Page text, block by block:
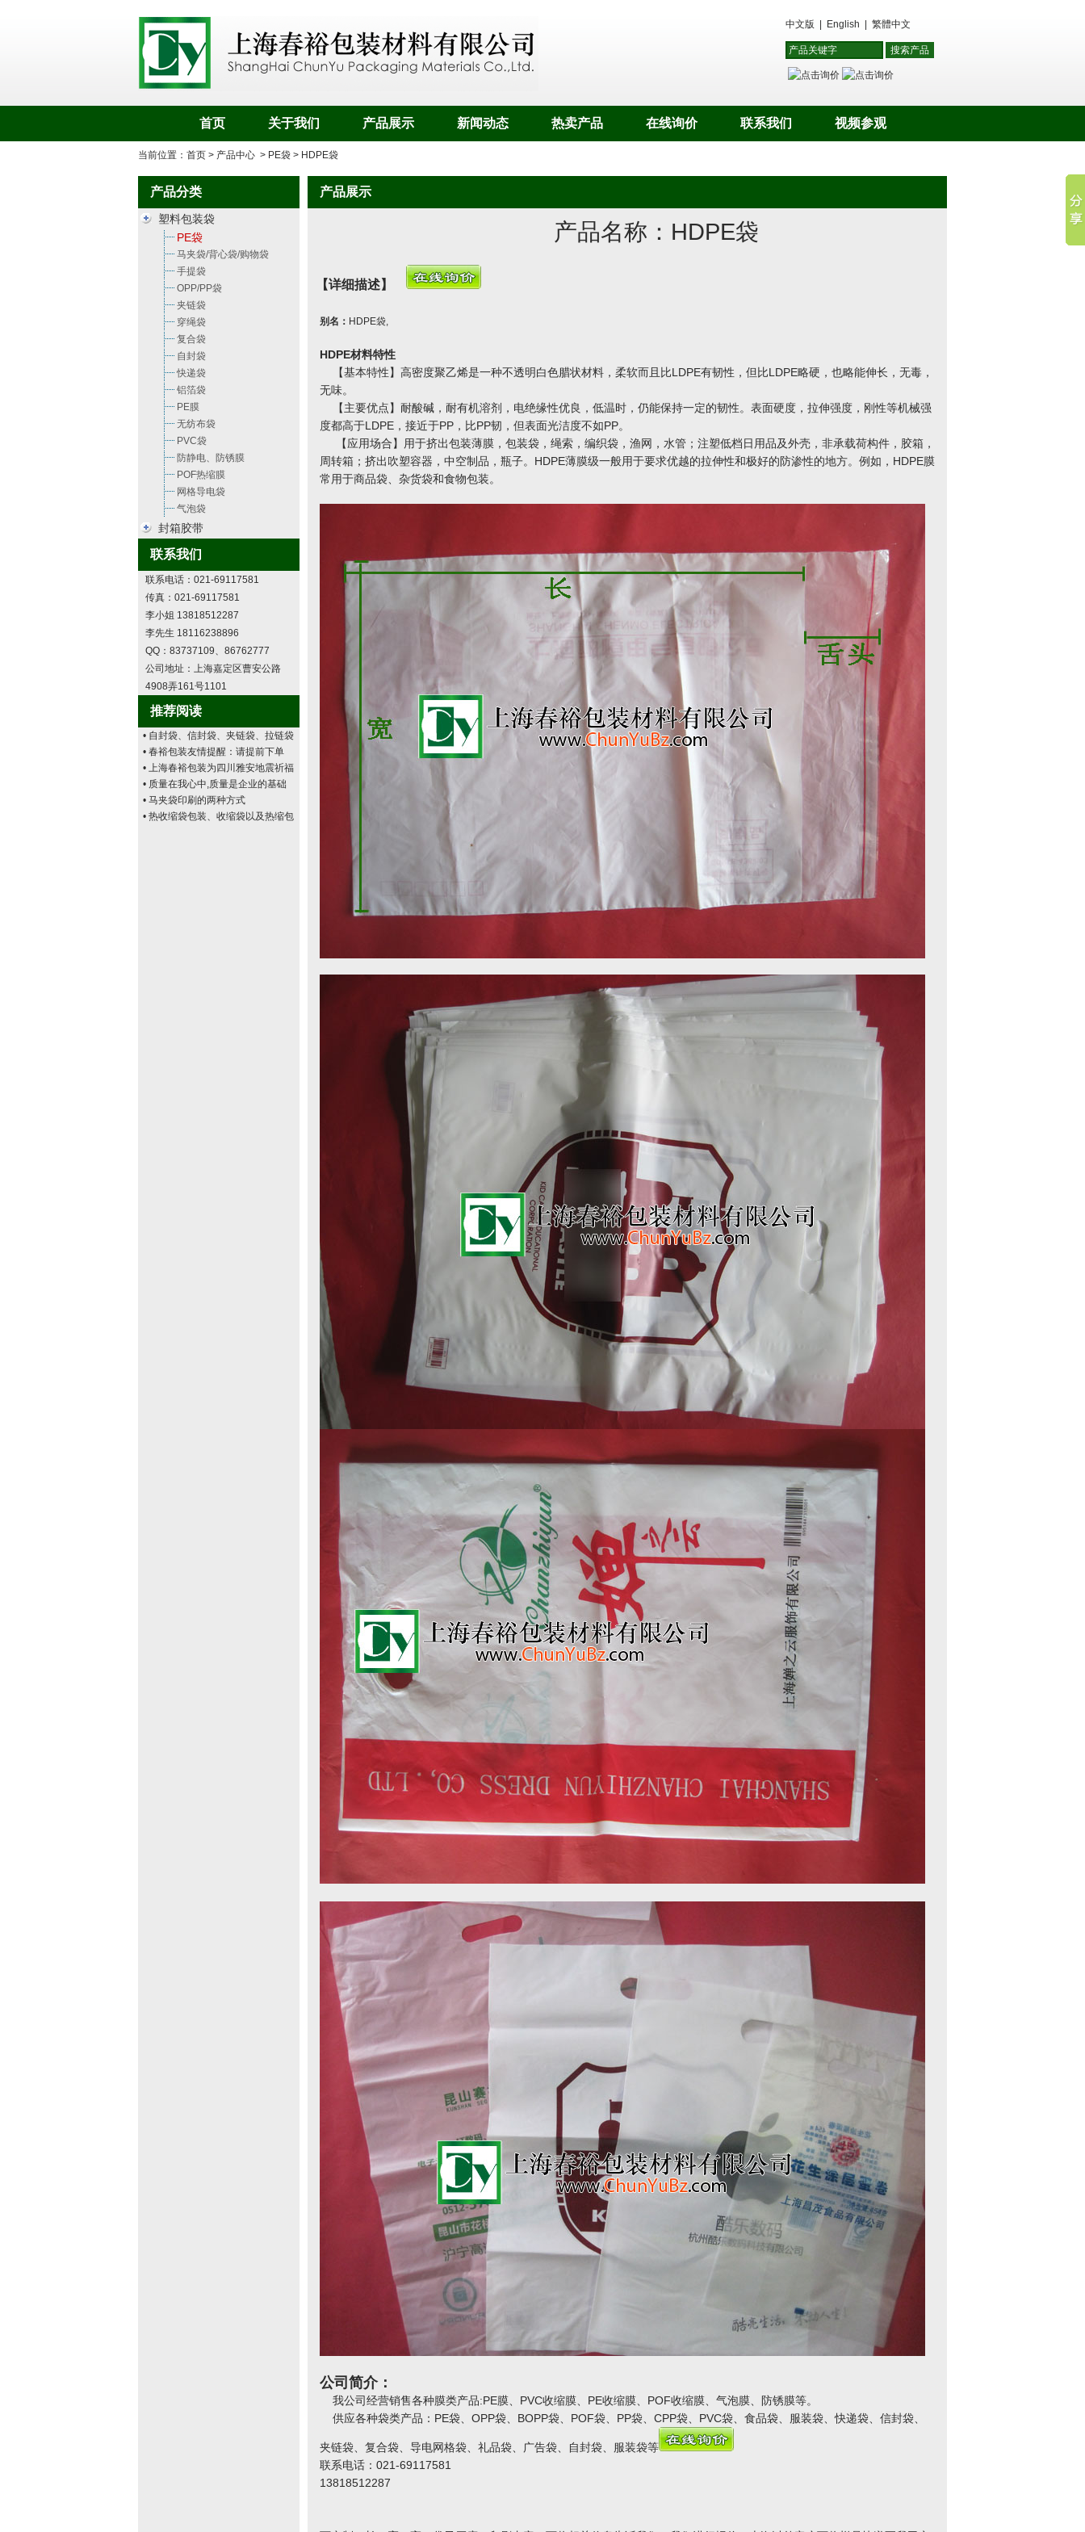
中文版 English 繁體中文
首页 关于我们 产品展示 新闻动态 热卖产品 在线询价 联系我们 视频参观
当前位置： 首页 > 产品中心 > PE袋 > HDPE袋
产品分类
塑料包装袋
PE袋
马夹袋/背心袋/购物袋
手提袋
OPP/PP袋
夹链袋
穿绳袋
复合袋
自封袋
快递袋
铝箔袋
PE膜
无纺布袋
PVC袋
防静电、防锈膜
POF热缩膜
网格导电袋
气泡袋
封箱胶带
联系我们
联系电话：021-69117581
传真：021-69117581
李小姐 13818512287
李先生 18116238896
QQ：83737109、86762777
公司地址：上海嘉定区曹安公路
4908弄161号1101
推荐阅读
• 自封袋、信封袋、夹链袋、拉链袋
• 春裕包装友情提醒：请提前下单
• 上海春裕包装为四川雅安地震祈福
• 质量在我心中,质量是企业的基础
• 马夹袋印刷的两种方式
• 热收缩袋包装、收缩袋以及热缩包
产品展示
产品名称： HDPE袋
【详细描述】
别名： HDPE袋,
HDPE材料特性
【基本特性】高密度聚乙烯是一种不透明白色腊状材料，柔软而且比LDPE有韧性，但比LDPE略硬，也略能伸长，无毒，
无味。
【主要优点】耐酸碱，耐有机溶剂，电绝缘性优良，低温时，仍能保持一定的韧性。表面硬度，拉伸强度，刚性等机械强
度都高于LDPE，接近于PP，比PP韧，但表面光洁度不如PP。
【应用场合】用于挤出包装薄膜，包装袋，绳索，编织袋，渔网，水管；注塑低档日用品及外壳，非承载荷构件，胶箱，
周转箱；挤出吹塑容器，中空制品，瓶子。HDPE薄膜级一般用于要求优越的拉伸性和极好的防渗性的地方。例如，HDPE膜
常用于商品袋、杂货袋和食物包装。
公司简介：
我公司经营销售各种膜类产品:PE膜、PVC收缩膜、PE收缩膜、POF收缩膜、气泡膜、防锈膜等。
供应各种袋类产品：PE袋、OPP袋、BOPP袋、POF袋、PP袋、CPP袋、PVC袋、食品袋、服装袋、快递袋、信封袋、
夹链袋、复合袋、导电网格袋、礼品袋、广告袋、自封袋、服装袋等
联系电话：021-69117581
13818512287